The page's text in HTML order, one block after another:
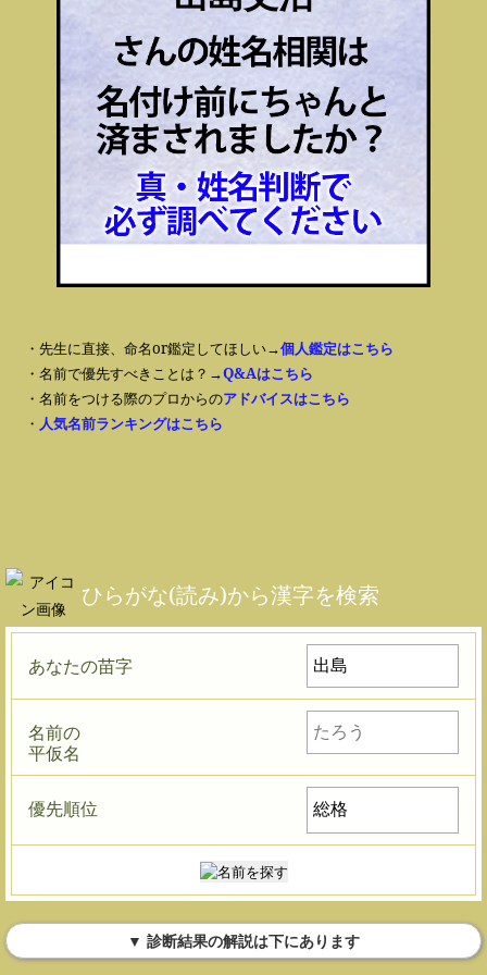
・先生に直接、命名or鑑定してほしい→個人鑑定はこちら
・名前で優先すべきことは？→Q&Aはこちら
・名前をつける際のプロからのアドバイスはこちら
・ 人気名前ランキングはこちら
ひらがな(読み)から漢字を検索
あなたの苗字
名前の
平仮名
優先順位
▼ 診断結果の解説は下にあります